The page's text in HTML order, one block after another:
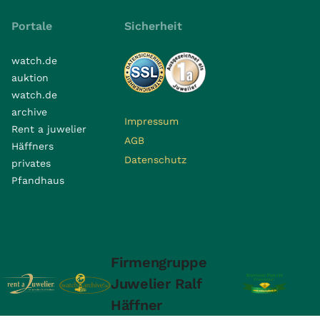
Portale
watch.de
auktion
watch.de
archive
Rent a juwelier
Häffners
privates
Pfandhaus
Sicherheit
Impressum
AGB
Datenschutz
Firmengruppe
Juwelier Ralf
Häffner